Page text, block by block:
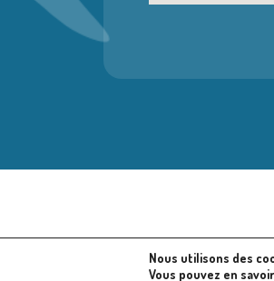
Nous utilisons des
Vous pouvez en